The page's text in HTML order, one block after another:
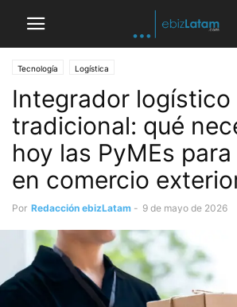
Tecnología Logística
Integrador logístico
tradicional: qué
hoy las PyMEs
en comercio
Por Redacción ebizLatam - 9 de mayo de 2026